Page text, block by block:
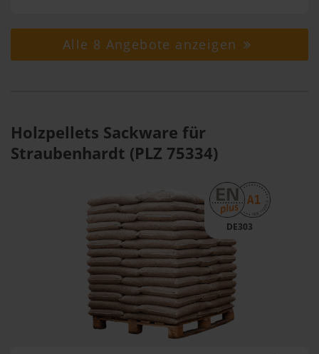
Alle 8 Angebote anzeigen
Holzpellets Sackware für
Straubenhardt (PLZ 75334)
DE303